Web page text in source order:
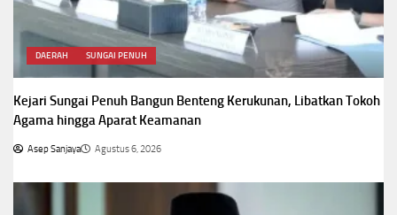
DAERAH SUNGAI PENUH
Kejari Sungai Penuh Bangun Benteng Kerukunan, Libatkan Tokoh
Agama hingga Aparat Keamanan
Asep Sanjaya Agustus 6, 2026